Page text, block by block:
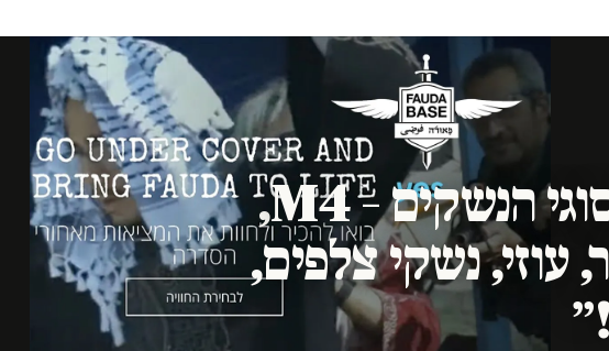
״ניתן לירות בכל סוגי הנשקים – M4,
עוזי, נשקי צלפים,